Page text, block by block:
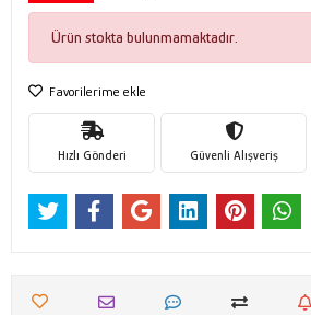
Ürün stokta bulunmamaktadır.
Favorilerime ekle
Hızlı Gönderi Güvenli Alışveriş